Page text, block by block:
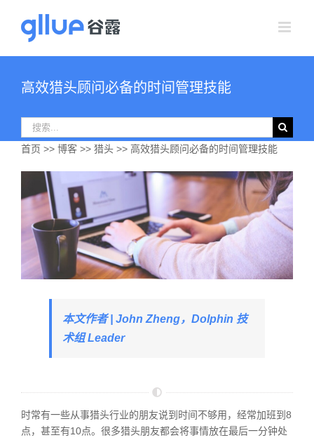
容
高效猎头顾问必备的时间管理技能
索：
首页 >> 博客 >> 猎头 >> 高效猎头顾问必备的时间管理技能
本文作者 | John Zheng，Dolphin 技
术组 Leader
时常有一些从事猎头行业的朋友说到时间不够用，经常加班到8
点，甚至有10点。很多猎头朋友都会将事情放在最后一分钟处